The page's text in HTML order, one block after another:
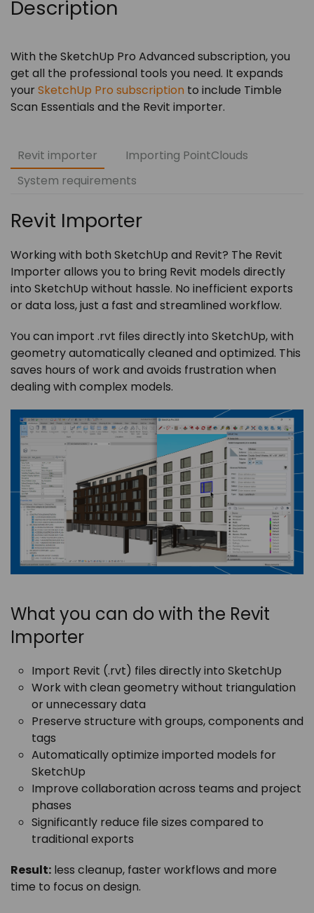
Description
With the SketchUp Pro Advanced subscription, you
get all the professional tools you need. It expands
your SketchUp Pro subscription to include Timble
Scan Essentials and the Revit importer.
Revit importer
Importing PointClouds
System requirements
Revit Importer
Working with both SketchUp and Revit? The Revit
Importer allows you to bring Revit models directly
into SketchUp without hassle. No inefficient exports
or data loss, just a fast and streamlined workflow.
You can import .rvt files directly into SketchUp, with
geometry automatically cleaned and optimized. This
saves hours of work and avoids frustration when
dealing with complex models.
What you can do with the Revit
Importer
Import Revit (.rvt) files directly into SketchUp
Work with clean geometry without triangulation
or unnecessary data
Preserve structure with groups, components and
tags
Automatically optimize imported models for
SketchUp
Improve collaboration across teams and project
phases
Significantly reduce file sizes compared to
traditional exports
Result: less cleanup, faster workflows and more
time to focus on design.